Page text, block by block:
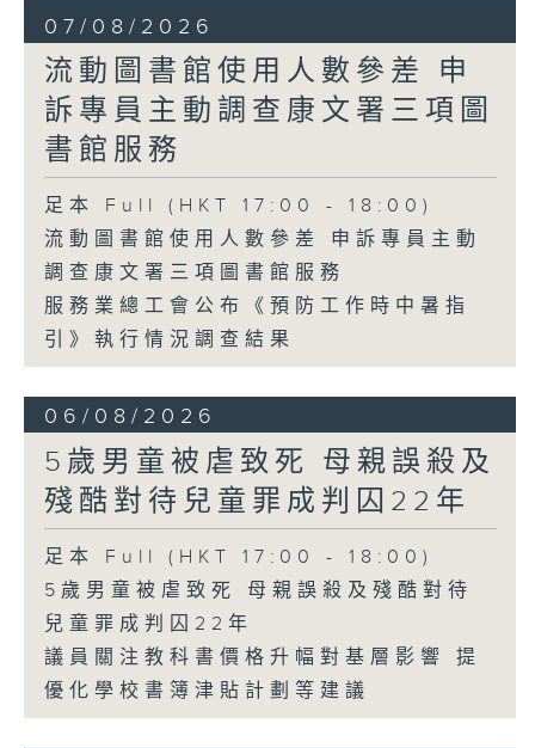
07/08/2026
流動圖書館使用人數參差 申
訴專員主動調查康文署三項圖
書館服務
足本 Full (HKT 17:00 - 18:00)
流動圖書館使用人數參差 申訴專員主動
調查康文署三項圖書館服務
服務業總工會公布《預防工作時中暑指
引》執行情況調查結果
06/08/2026
5歲男童被虐致死 母親誤殺及
殘酷對待兒童罪成判囚22年
足本 Full (HKT 17:00 - 18:00)
5歲男童被虐致死 母親誤殺及殘酷對待
兒童罪成判囚22年
議員關注教科書價格升幅對基層影響 提
優化學校書簿津貼計劃等建議